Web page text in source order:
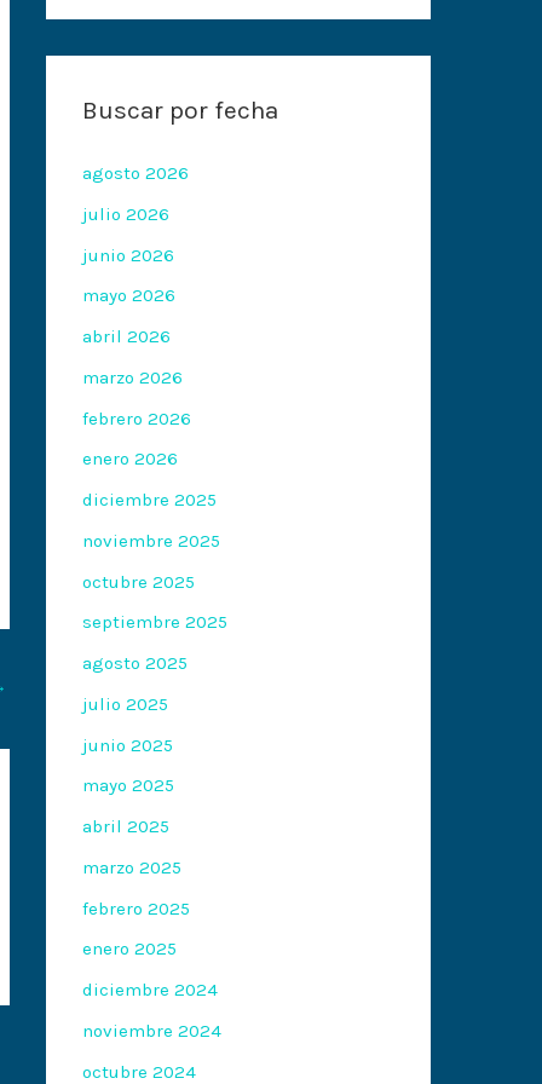
Buscar por fecha
agosto 2026
julio 2026
junio 2026
mayo 2026
abril 2026
marzo 2026
febrero 2026
enero 2026
diciembre 2025
noviembre 2025
octubre 2025
septiembre 2025
agosto 2025
julio 2025
junio 2025
mayo 2025
abril 2025
marzo 2025
febrero 2025
enero 2025
diciembre 2024
noviembre 2024
octubre 2024